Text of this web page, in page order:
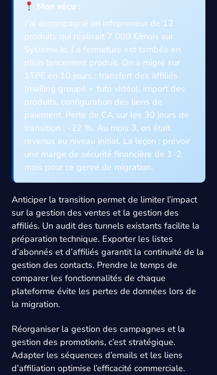
Mon vécu :
J’ai accompagné un infopreneur de 12
produits qui réalisait 7 000 €/mois sur
Systeme.io. La fermeture est tombée en
plein lancement produit. On a migré sur
1TPE en 10 jours : transfert des affiliés
(mailing groupé + tuto vidéo), import des
produits, configuration des liens de
paiement. Perte de CA sur les 30 jours de
transition : -22 %. Au mois 3, on était
revenus au niveau initial. La leçon : prévoir
une marge de sécurité financière de 1-2
mois pour ce genre de migration.
Anticiper la transition permet de limiter l’impact
sur la gestion des ventes et la gestion des
affiliés. Un audit des tunnels existants facilite la
préparation technique. Exporter les listes
d’abonnés et d’affiliés garantit la continuité de la
gestion des contacts. Prendre le temps de
comparer les fonctionnalités de chaque
plateforme évite les pertes de données lors de
la migration.
Réorganiser la gestion des campagnes et la
gestion des promotions, c’est stratégique.
Adapter les séquences d’emails et les liens
d’affiliation optimise l’efficacité commerciale.